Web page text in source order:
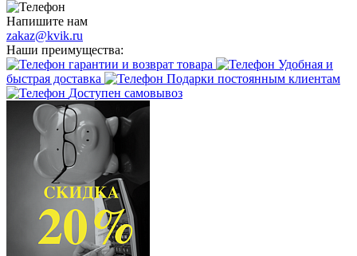
Напишите нам
zakaz@kvik.ru
Наши преимущества:
гарантии и возврат товара
Удобная и
быстрая доставка
Подарки постоянным клиентам
Доступен самовывоз